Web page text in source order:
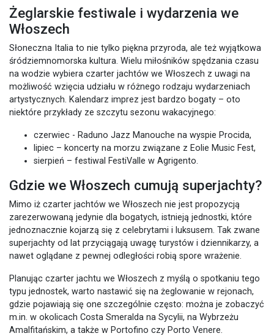
Żeglarskie festiwale i wydarzenia we
Włoszech
Słoneczna Italia to nie tylko piękna przyroda, ale też wyjątkowa
śródziemnomorska kultura. Wielu miłośników spędzania czasu
na wodzie wybiera czarter jachtów we Włoszech z uwagi na
możliwość wzięcia udziału w różnego rodzaju wydarzeniach
artystycznych. Kalendarz imprez jest bardzo bogaty – oto
niektóre przykłady ze szczytu sezonu wakacyjnego:
czerwiec - Raduno Jazz Manouche na wyspie Procida,
lipiec – koncerty na morzu związane z Eolie Music Fest,
sierpień – festiwal FestiValle w Agrigento.
Gdzie we Włoszech cumują superjachty?
Mimo iż czarter jachtów we Włoszech nie jest propozycją
zarezerwowaną jedynie dla bogatych, istnieją jednostki, które
jednoznacznie kojarzą się z celebrytami i luksusem. Tak zwane
superjachty od lat przyciągają uwagę turystów i dziennikarzy, a
nawet oglądane z pewnej odległości robią spore wrażenie.
Planując czarter jachtu we Włoszech z myślą o spotkaniu tego
typu jednostek, warto nastawić się na żeglowanie w rejonach,
gdzie pojawiają się one szczególnie często: można je zobaczyć
m.in. w okolicach Costa Smeralda na Sycylii, na Wybrzeżu
Amalfitańskim, a także w Portofino czy Porto Venere.